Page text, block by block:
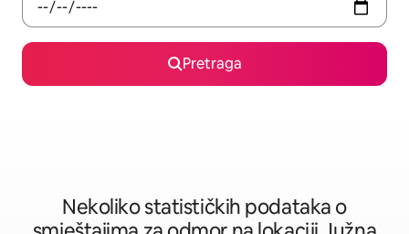
Pretraga
Nekoliko statističkih podataka o